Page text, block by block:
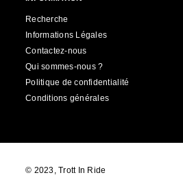
Recherche
Informations Légales
Contactez-nous
Qui sommes-nous ?
Politique de confidentialité
Conditions générales
© 2023, Trott In Ride